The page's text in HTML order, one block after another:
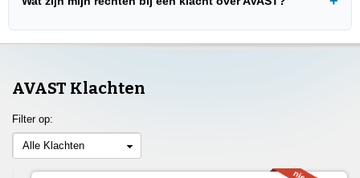
AVAST Klachten
Filter op:
Alle Klachten